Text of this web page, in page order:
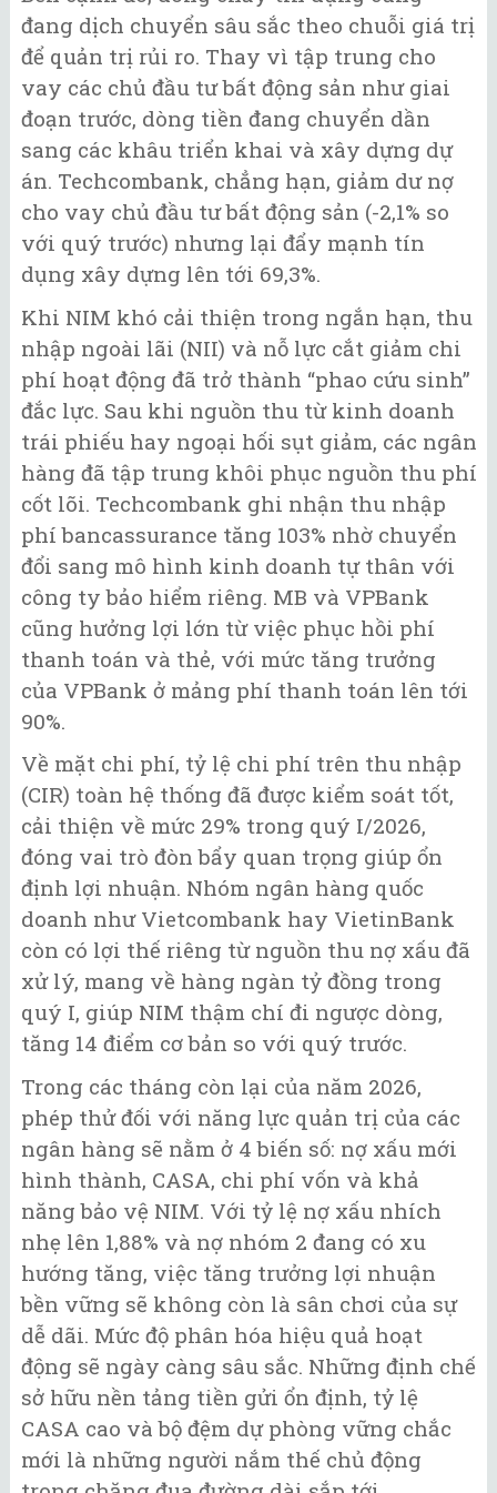
đang dịch chuyển sâu sắc theo chuỗi giá trị
để quản trị rủi ro. Thay vì tập trung cho
vay các chủ đầu tư bất động sản như giai
đoạn trước, dòng tiền đang chuyển dần
sang các khâu triển khai và xây dựng dự
án. Techcombank, chẳng hạn, giảm dư nợ
cho vay chủ đầu tư bất động sản (-2,1% so
với quý trước) nhưng lại đẩy mạnh tín
dụng xây dựng lên tới 69,3%.
Khi NIM khó cải thiện trong ngắn hạn, thu
nhập ngoài lãi (NII) và nỗ lực cắt giảm chi
phí hoạt động đã trở thành “phao cứu sinh”
đắc lực. Sau khi nguồn thu từ kinh doanh
trái phiếu hay ngoại hối sụt giảm, các ngân
hàng đã tập trung khôi phục nguồn thu phí
cốt lõi. Techcombank ghi nhận thu nhập
phí bancassurance tăng 103% nhờ chuyển
đổi sang mô hình kinh doanh tự thân với
công ty bảo hiểm riêng. MB và VPBank
cũng hưởng lợi lớn từ việc phục hồi phí
thanh toán và thẻ, với mức tăng trưởng
của VPBank ở mảng phí thanh toán lên tới
90%.
Về mặt chi phí, tỷ lệ chi phí trên thu nhập
(CIR) toàn hệ thống đã được kiểm soát tốt,
cải thiện về mức 29% trong quý I/2026,
đóng vai trò đòn bẩy quan trọng giúp ổn
định lợi nhuận. Nhóm ngân hàng quốc
doanh như Vietcombank hay VietinBank
còn có lợi thế riêng từ nguồn thu nợ xấu đã
xử lý, mang về hàng ngàn tỷ đồng trong
quý I, giúp NIM thậm chí đi ngược dòng,
tăng 14 điểm cơ bản so với quý trước.
Trong các tháng còn lại của năm 2026,
phép thử đối với năng lực quản trị của các
ngân hàng sẽ nằm ở 4 biến số: nợ xấu mới
hình thành, CASA, chi phí vốn và khả
năng bảo vệ NIM. Với tỷ lệ nợ xấu nhích
nhẹ lên 1,88% và nợ nhóm 2 đang có xu
hướng tăng, việc tăng trưởng lợi nhuận
bền vững sẽ không còn là sân chơi của sự
dễ dãi. Mức độ phân hóa hiệu quả hoạt
động sẽ ngày càng sâu sắc. Những định chế
sở hữu nền tảng tiền gửi ổn định, tỷ lệ
CASA cao và bộ đệm dự phòng vững chắc
mới là những người nắm thế chủ động